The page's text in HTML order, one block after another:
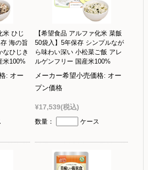
米 ひじ
海の旨
なひじき
米100%
: オー
【希望食品 アルファ化米 菜飯
50袋入】5年保存 シンプルなが
ら味わい深い 小松菜ご飯 アレ
ルゲンフリー 国産米100%
メーカー希望小売価格: オー
プン価格
¥17,539(税込)
数量： ケース